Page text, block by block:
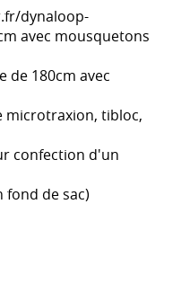
dynaloop-
avec mousquetons
de 180cm avec
microtraxion, tibloc,
confection d'un
fond de sac)